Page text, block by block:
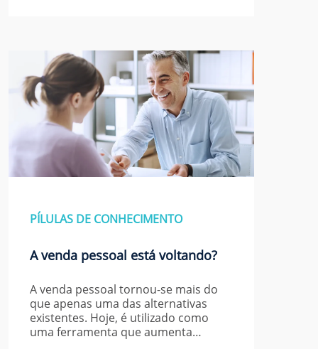
PÍLULAS DE CONHECIMENTO
A venda pessoal está voltando?
A venda pessoal tornou-se mais do
que apenas uma das alternativas
existentes. Hoje, é utilizado como
uma ferramenta que aumenta…